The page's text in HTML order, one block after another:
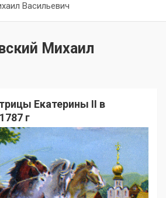
Васильевич
Михаил
Екатерины II в
г